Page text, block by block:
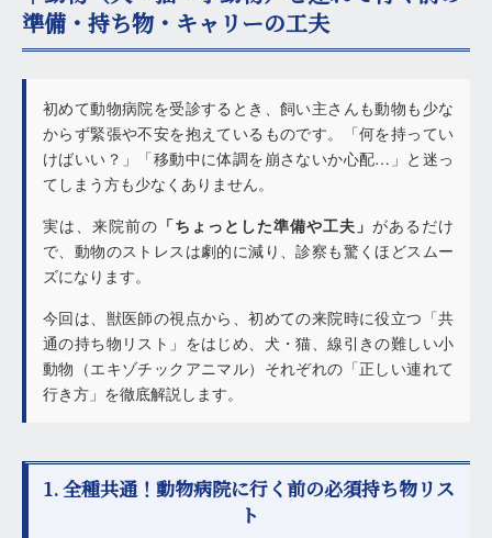
準備・持ち物・キャリーの工夫
初めて動物病院を受診するとき、飼い主さんも動物も少な
からず緊張や不安を抱えているものです。「何を持ってい
けばいい？」「移動中に体調を崩さないか心配…」と迷っ
てしまう方も少なくありません。
実は、来院前の 「ちょっとした準備や工夫」 があるだけ
で、動物のストレスは劇的に減り、診察も驚くほどスムー
ズになります。
今回は、獣医師の視点から、初めての来院時に役立つ「共
通の持ち物リスト」をはじめ、犬・猫、線引きの難しい小
動物（エキゾチックアニマル）それぞれの「正しい連れて
行き方」を徹底解説します。
1. 全種共通！動物病院に行く前の必須持ち物リス
ト